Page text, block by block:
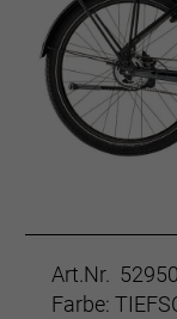
Art.Nr.
Farbe: